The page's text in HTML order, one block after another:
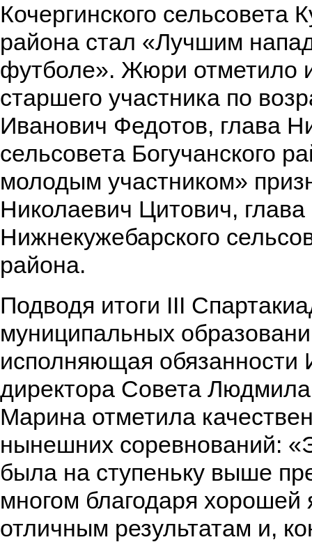
Кочергинского сельсовета
района стал «Лучшим
футболе». Жюри отметило
старшего участника по
Иванович Федотов, глава
сельсовета Богучанского
молодым участником»
Николаевич Цитович, глава
Нижнекужебарского
района.
Подводя итоги III
муниципальных
исполняющая обязанности
директора Совета
Марина отметила
нынешних соревнований:
была на ступеньку выше
многом благодаря хорошей
отличным результатам и,